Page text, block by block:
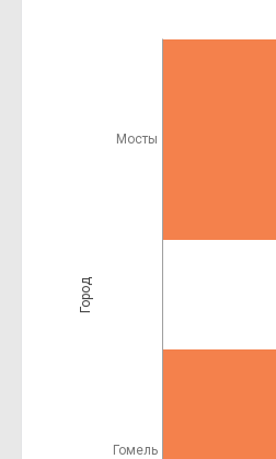
Мосты
Гомель
Город